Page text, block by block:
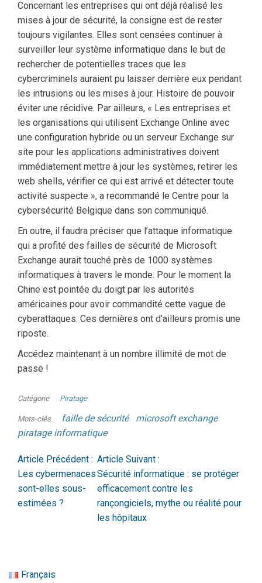
Concernant les entreprises qui ont déjà réalisé les
mises à jour de sécurité, la consigne est de rester
toujours vigilantes. Elles sont censées continuer à
surveiller leur système informatique dans le but de
rechercher de potentielles traces que les
cybercriminels auraient pu laisser derrière eux pendant
les intrusions ou les mises à jour. Histoire de pouvoir
éviter une récidive. Par ailleurs, « Les entreprises et
les organisations qui utilisent Exchange Online avec
une configuration hybride ou un serveur Exchange sur
site pour les applications administratives doivent
immédiatement mettre à jour les systèmes, retirer les
web shells, vérifier ce qui est arrivé et détecter toute
activité suspecte », a recommandé le Centre pour la
cybersécurité Belgique dans son communiqué.
En outre, il faudra préciser que l’attaque informatique
qui a profité des failles de sécurité de Microsoft
Exchange aurait touché près de 1000 systèmes
informatiques à travers le monde. Pour le moment la
Chine est pointée du doigt par les autorités
américaines pour avoir commandité cette vague de
cyberattaques. Ces dernières ont d’ailleurs promis une
riposte.
Accédez maintenant à un nombre illimité de mot de
passe !
Catégorie Piratage
Mots-clés faille de sécurité
microsoft exchange
piratage informatique
Article Précédent :
Les cybermenaces
sont-elles sous-
estimées ?
Article Suivant :
Sécurité informatique : se protéger
efficacement contre les
rançongiciels, mythe ou réalité pour
les hôpitaux
Français